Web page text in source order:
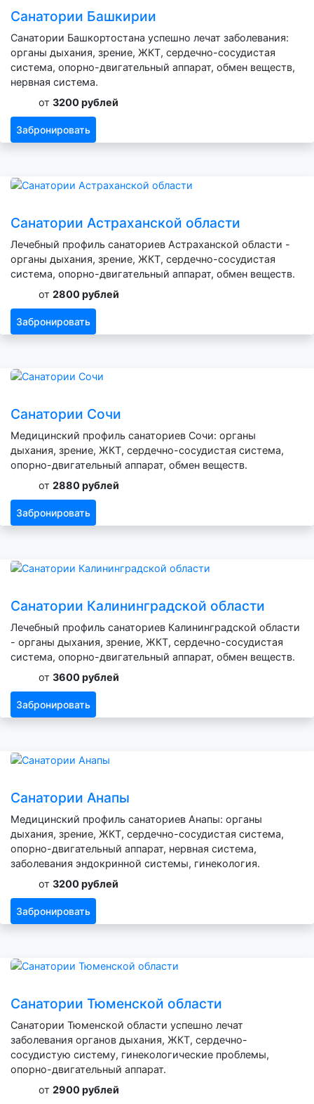
Санатории Башкирии
Санатории Башкортостана успешно лечат заболевания:
органы дыхания, зрение, ЖКТ, сердечно-сосудистая
система, опорно-двигательный аппарат, обмен веществ,
нервная система.
от 3200 рублей
Забронировать
Санатории Астраханской области
Лечебный профиль санаториев Астраханской области -
органы дыхания, зрение, ЖКТ, сердечно-сосудистая
система, опорно-двигательный аппарат, обмен веществ.
от 2800 рублей
Забронировать
Санатории Сочи
Медицинский профиль санаториев Сочи: органы
дыхания, зрение, ЖКТ, сердечно-сосудистая система,
опорно-двигательный аппарат, обмен веществ.
от 2880 рублей
Забронировать
Санатории Калининградской области
Лечебный профиль санаториев Калининградской области
- органы дыхания, зрение, ЖКТ, сердечно-сосудистая
система, опорно-двигательный аппарат, обмен веществ.
от 3600 рублей
Забронировать
Санатории Анапы
Медицинский профиль санаториев Анапы: органы
дыхания, зрение, ЖКТ, сердечно-сосудистая система,
опорно-двигательный аппарат, нервная система,
заболевания эндокринной системы, гинекология.
от 3200 рублей
Забронировать
Санатории Тюменской области
Санатории Тюменской области успешно лечат
заболевания органов дыхания, ЖКТ, сердечно-
сосудистую систему, гинекологические проблемы,
опорно-двигательный аппарат.
от 2900 рублей